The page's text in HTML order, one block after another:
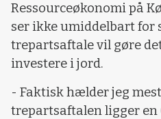
Ressourceøkonomi på
ser ikke umiddelbart for
trepartsaftale vil gøre
investere i jord.
- Faktisk hælder jeg
trepartsaftalen ligger en